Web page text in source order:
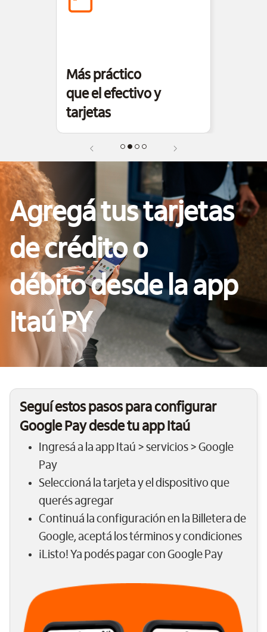
Más práctico
que el efectivo y
tarjetas
Agregá tus tarjetas
de crédito o
débito desde la app
Itaú PY
Seguí estos pasos para configurar
Google Pay desde tu app Itaú
Ingresá a la app Itaú > servicios > Google
Pay
Seleccioná la tarjeta y el dispositivo que
querés agregar
Continuá la configuración en la Billetera de
Google, aceptá los términos y condiciones
¡Listo! Ya podés pagar con Google Pay